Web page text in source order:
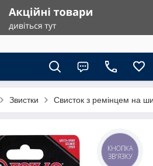
Звистки Свисток з ремінцем на
КНОПКА
ЗВ'ЯЗКУ